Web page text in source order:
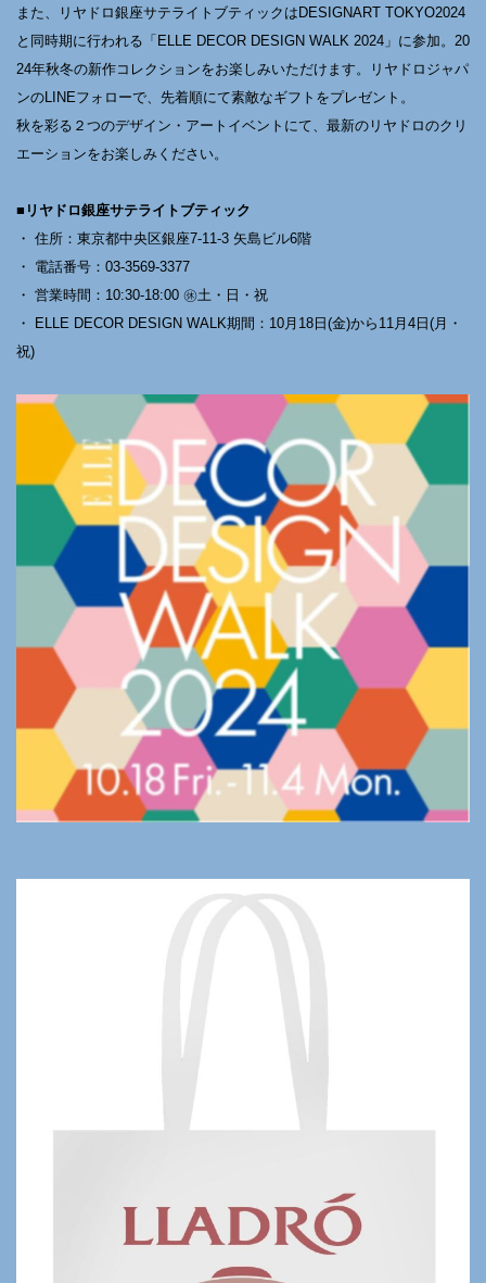
また、リヤドロ銀座サテライトブティックはDESIGNART TOKYO2024
と同時期に行われる「ELLE DECOR DESIGN WALK 2024」に参加。20
24年秋冬の新作コレクションをお楽しみいただけます。リヤドロジャパ
ンのLINEフォローで、先着順にて素敵なギフトをプレゼント。
秋を彩る２つのデザイン・アートイベントにて、最新のリヤドロのクリ
エーションをお楽しみください。
■リヤドロ銀座サテライトブティック
・ 住所：東京都中央区銀座7-11-3 矢島ビル6階
・ 電話番号：03-3569-3377
・ 営業時間：10:30-18:00 ㊡土・日・祝
・ ELLE DECOR DESIGN WALK期間：10月18日(金)から11月4日(月・
祝)